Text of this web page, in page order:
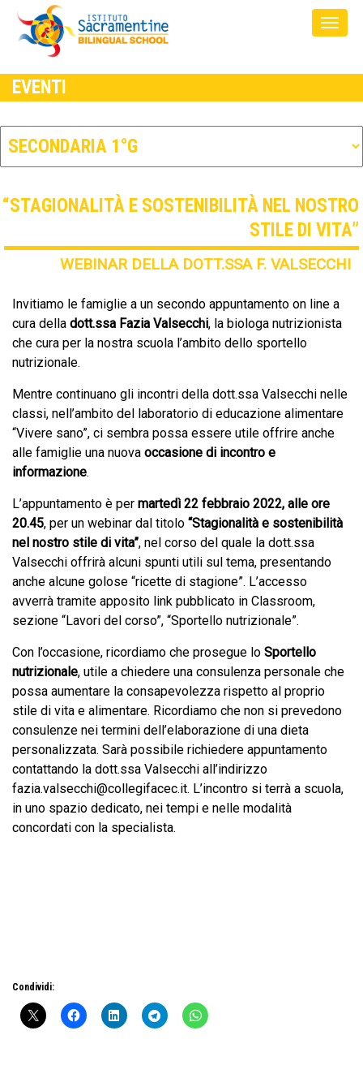
EVENTI
“STAGIONALITÀ E SOSTENIBILITÀ NEL NOSTRO
STILE DI VITA”
WEBINAR DELLA DOTT.SSA F. VALSECCHI
Invitiamo le famiglie a un secondo appuntamento on line a
cura della dott.ssa Fazia Valsecchi, la biologa nutrizionista
che cura per la nostra scuola l’ambito dello sportello
nutrizionale.
Mentre continuano gli incontri della dott.ssa Valsecchi nelle
classi, nell’ambito del laboratorio di educazione alimentare
“Vivere sano”, ci sembra possa essere utile offrire anche
alle famiglie una nuova occasione di incontro e
informazione.
L’appuntamento è per martedì 22 febbraio 2022, alle ore
20.45, per un webinar dal titolo “Stagionalità e sostenibilità
nel nostro stile di vita”, nel corso del quale la dott.ssa
Valsecchi offrirà alcuni spunti utili sul tema, presentando
anche alcune golose “ricette di stagione”. L’accesso
avverrà tramite apposito link pubblicato in Classroom,
sezione “Lavori del corso”, “Sportello nutrizionale”.
Con l’occasione, ricordiamo che prosegue lo Sportello
nutrizionale, utile a chiedere una consulenza personale che
possa aumentare la consapevolezza rispetto al proprio
stile di vita e alimentare. Ricordiamo che non si prevedono
consulenze nei termini dell’elaborazione di una dieta
personalizzata. Sarà possibile richiedere appuntamento
contattando la dott.ssa Valsecchi all’indirizzo
fazia.valsecchi@collegifacec.it. L’incontro si terrà a scuola,
in uno spazio dedicato, nei tempi e nelle modalità
concordati con la specialista.
Condividi: